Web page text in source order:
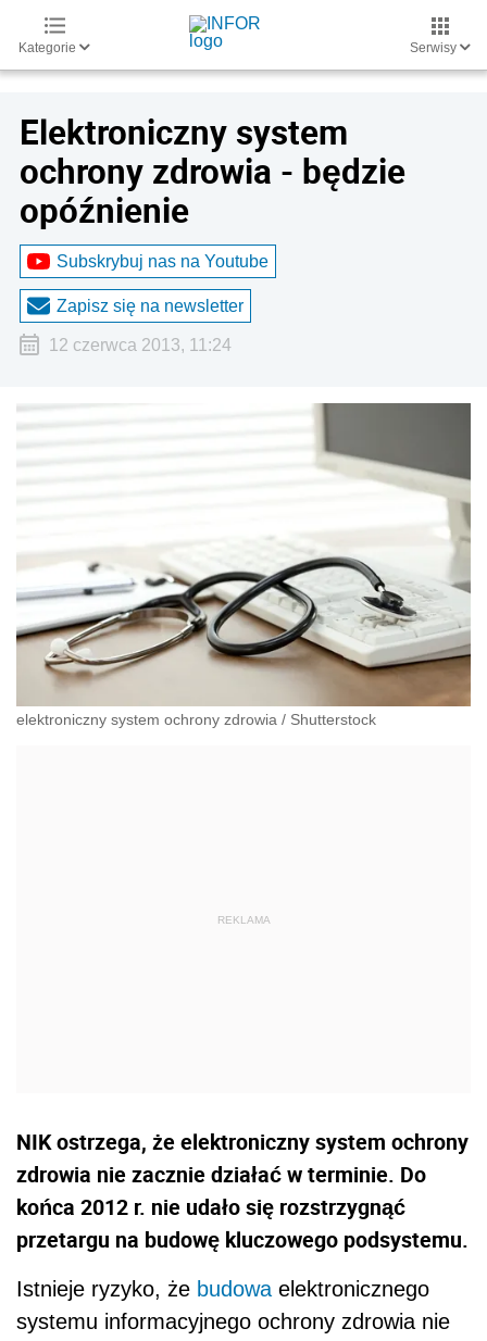
Kategorie Serwisy
Elektroniczny system
ochrony zdrowia - będzie
opóźnienie
Subskrybuj nas na Youtube
Zapisz się na newsletter
12 czerwca 2013, 11:24
elektroniczny system ochrony zdrowia / Shutterstock
NIK ostrzega, że elektroniczny system ochrony
zdrowia nie zacznie działać w terminie. Do
końca 2012 r. nie udało się rozstrzygnąć
przetargu na budowę kluczowego podsystemu.
Istnieje ryzyko, że budowa elektronicznego
systemu informacyjnego ochrony zdrowia nie